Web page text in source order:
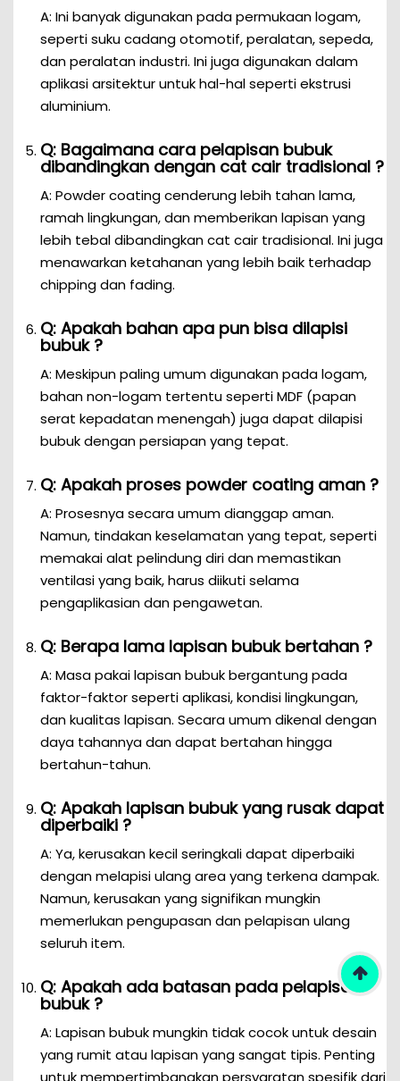
A: Ini banyak digunakan pada permukaan logam,
seperti suku cadang otomotif, peralatan, sepeda,
dan peralatan industri. Ini juga digunakan dalam
aplikasi arsitektur untuk hal-hal seperti ekstrusi
aluminium.
Q: Bagaimana cara pelapisan bubuk
dibandingkan dengan cat cair tradisional ?
A: Powder coating cenderung lebih tahan lama,
ramah lingkungan, dan memberikan lapisan yang
lebih tebal dibandingkan cat cair tradisional. Ini juga
menawarkan ketahanan yang lebih baik terhadap
chipping dan fading.
Q: Apakah bahan apa pun bisa dilapisi
bubuk ?
A: Meskipun paling umum digunakan pada logam,
bahan non-logam tertentu seperti MDF (papan
serat kepadatan menengah) juga dapat dilapisi
bubuk dengan persiapan yang tepat.
Q: Apakah proses powder coating aman ?
A: Prosesnya secara umum dianggap aman.
Namun, tindakan keselamatan yang tepat, seperti
memakai alat pelindung diri dan memastikan
ventilasi yang baik, harus diikuti selama
pengaplikasian dan pengawetan.
Q: Berapa lama lapisan bubuk bertahan ?
A: Masa pakai lapisan bubuk bergantung pada
faktor-faktor seperti aplikasi, kondisi lingkungan,
dan kualitas lapisan. Secara umum dikenal dengan
daya tahannya dan dapat bertahan hingga
bertahun-tahun.
Q: Apakah lapisan bubuk yang rusak dapat
diperbaiki ?
A: Ya, kerusakan kecil seringkali dapat diperbaiki
dengan melapisi ulang area yang terkena dampak.
Namun, kerusakan yang signifikan mungkin
memerlukan pengupasan dan pelapisan ulang
seluruh item.
Q: Apakah ada batasan pada pelapisan
bubuk ?
A: Lapisan bubuk mungkin tidak cocok untuk desain
yang rumit atau lapisan yang sangat tipis. Penting
untuk mempertimbangkan persyaratan spesifik dari